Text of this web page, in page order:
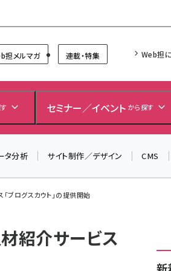
担メルマガ 連載・特集 Web担
セミナー／イベント から探す
タ分析 サイト制作／デザイン CMS
ブログスカウト」の提供開始
紹介サービス
等に活用するための考え方を学べ
成AI × マーケティング フォーラム
ら▼